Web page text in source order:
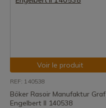
Voir le produit
REF: 140538
Böker Rasoir Manufaktur Graf
Engelbert II 140538